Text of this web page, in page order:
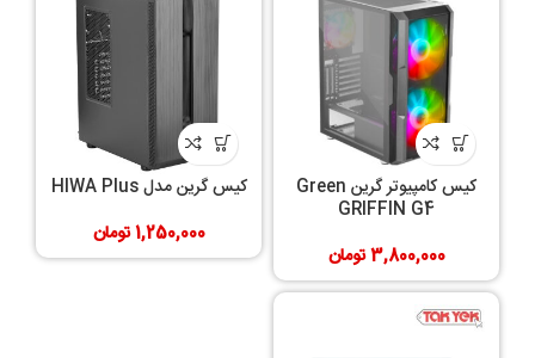
کیس کامپیوتر گرین Green
GRIFFIN G4
3,800,000تومان
کیس گرین مدل HIWA Plus
1,250,000تومان